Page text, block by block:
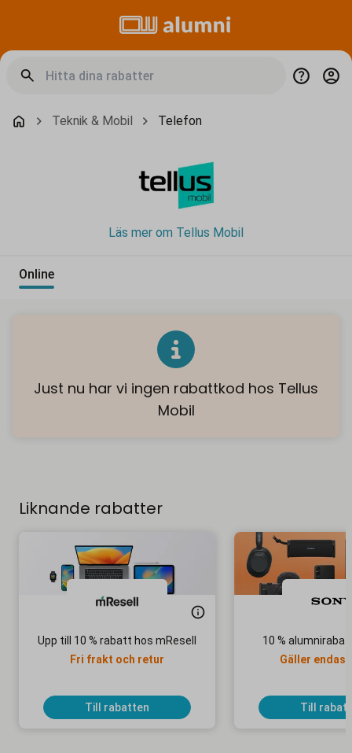
Teknik & Mobil Telefon
Läs mer om Tellus Mobil
Online
Just nu har vi ingen rabattkod hos Tellus
Mobil
Liknande rabatter
Upp till 10 % rabatt hos mResell
Fri frakt och retur
Till rabatten
10 %
Gäller
Till